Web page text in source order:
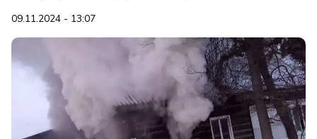
09.11.2024 - 13:07